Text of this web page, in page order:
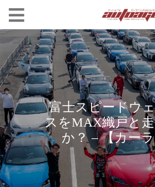
富士スピードウ
スをMAX織戸と
か？ – 【カー